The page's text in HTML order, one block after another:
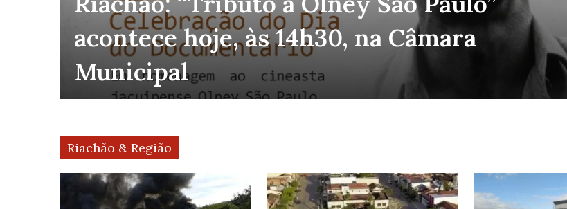
acontece hoje, às 14h30, na Câmara
Municipal
Riachão & Região